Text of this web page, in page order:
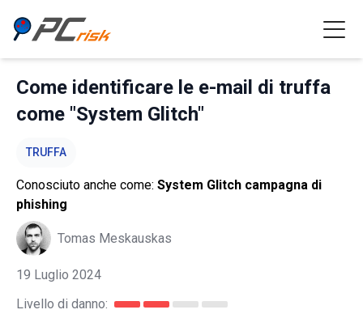
Come identificare le e-mail di truffa
come "System Glitch"
TRUFFA
Conosciuto anche come: System Glitch campagna di
phishing
Tomas Meskauskas
19 Luglio 2024
Livello di danno: